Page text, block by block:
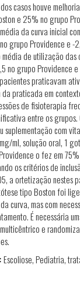
casos houve
e 25% no grupo
da curva inicial
grupo Providence e -
média de utilização
no grupo Providence
praticavam
praticada em
de fisioterapia
entre os grupos.
suplementação com
ml, solução oral, 1
o fez em
os critérios de
a ortetização nestes
tipo Boston foi
curva, mas com
É necessária
e
Escoliose, Pediatria,